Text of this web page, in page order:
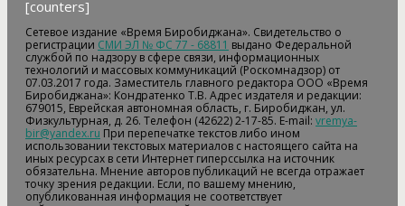
[counters]
Сетевое издание «Время Биробиджана». Свидетельство о
регистрации СМИ ЭЛ № ФС 77 - 68811 выдано Федеральной
службой по надзору в сфере связи, информационных
технологий и массовых коммуникаций (Роскомнадзор) от
07.03.2017 года. Заместитель главного редактора ООО «Время
Биробиджана»: Кондратенко Т.В. Адрес издателя и редакции:
679015, Еврейская автономная область, г. Биробиджан, ул.
Физкультурная, д. 26. Телефон (42622) 2-17-85. E-mail: vremya-
bir@yandex.ru При перепечатке текстов либо ином
использовании текстовых материалов с настоящего сайта на
иных ресурсах в сети Интернет гиперссылка на источник
обязательна. Мнение авторов публикаций не всегда отражает
точку зрения редакции. Если, по вашему мнению,
опубликованная информация не соответствует